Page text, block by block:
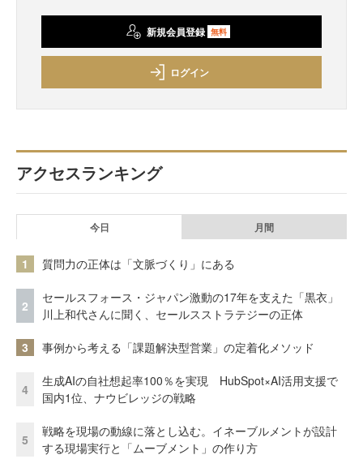
新規会員登録 無料
ログイン
アクセスランキング
今日 月間
1 質問力の正体は「文脈づくり」にある
2
セールスフォース・ジャパン激動の17年を支えた「黒衣」
川上和代さんに聞く、セールスストラテジーの正体
3 事例から考える「課題解決型営業」の定着化メソッド
4
生成AIの自社想起率100％を実現 HubSpot×AI活用支援で
国内1位、ナウビレッジの戦略
5
戦略を現場の動線に落とし込む。イネーブルメントが設計
する現場実行と「ムーブメント」の作り方